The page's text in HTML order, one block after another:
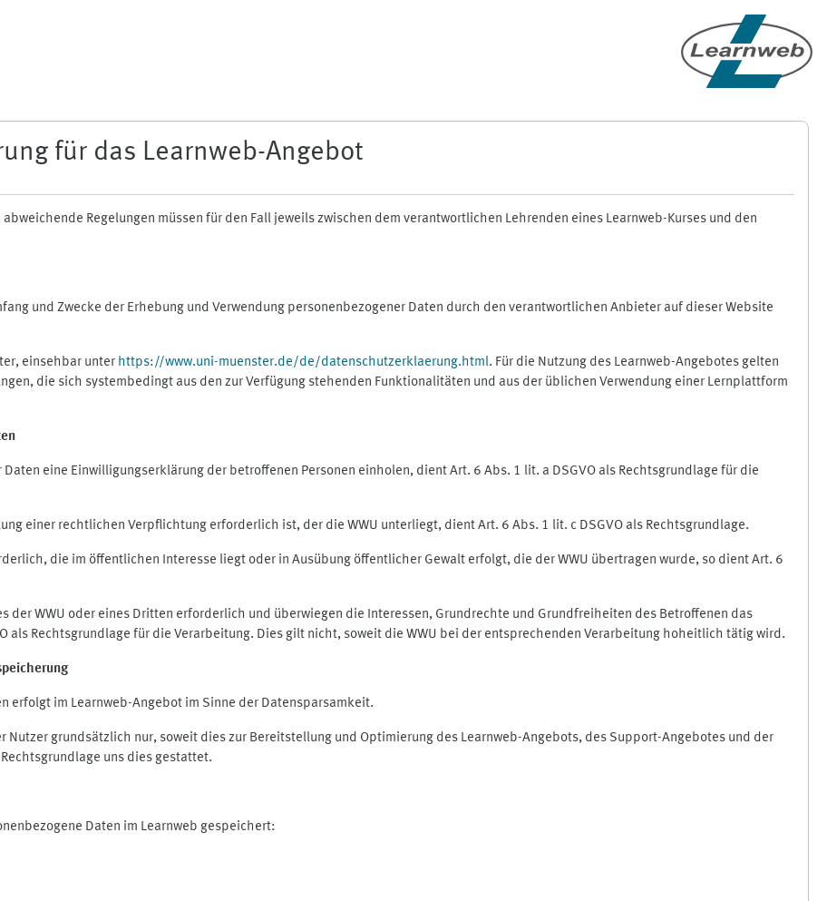
für das Learnweb-Angebot
Regelungen müssen für den Fall jeweils zwischen dem verantwortlichen Lehrenden eines Learnweb-Kurses und den
und Zwecke der Erhebung und Verwendung personenbezogener Daten durch den verantwortlichen Anbieter auf dieser Website
einsehbar unter https://www.uni-muenster.de/de/datenschutzerklaerung.html. Für die Nutzung des Learnweb-Angebotes gelten
die sich systembedingt aus den zur Verfügung stehenden Funktionalitäten und aus der üblichen Verwendung einer Lernplattform
eine Einwilligungserklärung der betroffenen Personen einholen, dient Art. 6 Abs. 1 lit. a DSGVO als Rechtsgrundlage für die
einer rechtlichen Verpflichtung erforderlich ist, der die WWU unterliegt, dient Art. 6 Abs. 1 lit. c DSGVO als Rechtsgrundlage.
die im öffentlichen Interesse liegt oder in Ausübung öffentlicher Gewalt erfolgt, die der WWU übertragen wurde, so dient Art. 6
der WWU oder eines Dritten erforderlich und überwiegen die Interessen, Grundrechte und Grundfreiheiten des Betroffenen das
als Rechtsgrundlage für die Verarbeitung. Dies gilt nicht, soweit die WWU bei der entsprechenden Verarbeitung hoheitlich tätig wird.
erfolgt im Learnweb-Angebot im Sinne der Datensparsamkeit.
Nutzer grundsätzlich nur, soweit dies zur Bereitstellung und Optimierung des Learnweb-Angebots, des Support-Angebotes und der
uns dies gestattet.
Daten im Learnweb gespeichert: